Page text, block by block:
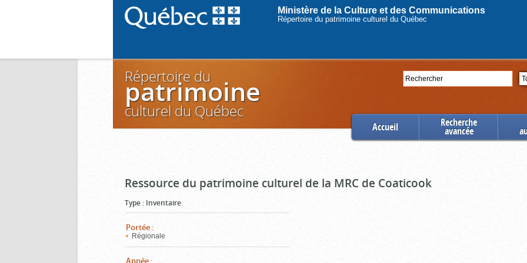
Ministère de la Culture et des Communications
Répertoire du patrimoine culturel du Québec
Rechercher
Répertoire du
patrimoine
culturel du Québec
Accueil Recherche
avancée
Ressource du patrimoine culturel de la MRC de Coaticook
Type : Inventaire
Portée :
Régionale